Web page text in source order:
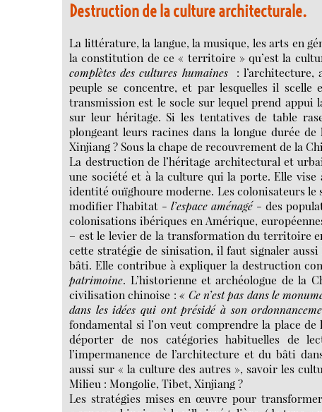
Destruction de la culture architecturale.
La littérature, la langue, la musique, les arts en
la constitution de ce « territoire » qu’est la
complètes des cultures humaines
:
peuple se concentre, et par lesquelles il
transmission est le socle sur lequel prend
sur leur héritage. Si les tentatives de table
plongeant leurs racines dans la longue durée
Xinjiang ? Sous la chape de recouvrement de la
La destruction de l’héritage architectural et
une société et à la culture qui la porte. Elle
identité ouïghoure moderne. Les colonisateurs
modifier l’habitat -l’espace aménagé- des
colonisations ibériques en Amérique,
– est le levier de la transformation du territoire
cette stratégie de sinisation, il faut signaler
bâti. Elle contribue à expliquer la destruction
patrimoine. L’historienne et archéologue de la
civilisation chinoise :« Ce n’est pas dans le
dans les idées qui ont présidé à son
fondamental si l’on veut comprendre la place
déporter de nos catégories habituelles de
l’impermanence de l’architecture et du bâti
aussi sur « la culture des autres », savoir les
Milieu : Mongolie, Tibet, Xinjiang ?
Les stratégies mises en œuvre pour